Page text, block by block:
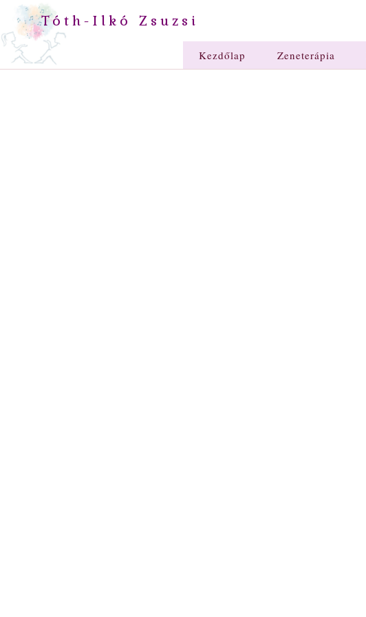
Tóth-Ilkó Zsuzsi
Kezdőlap Zeneterápia